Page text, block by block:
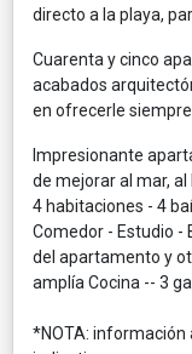
directo a la playa,
Cuarenta y cinco
acabados
en ofrecerle
Impresionante
de mejorar al mar,
4 habitaciones - 4
Comedor - Estudio -
del apartamento y
amplía Cocina -- 3
*NOTA: información